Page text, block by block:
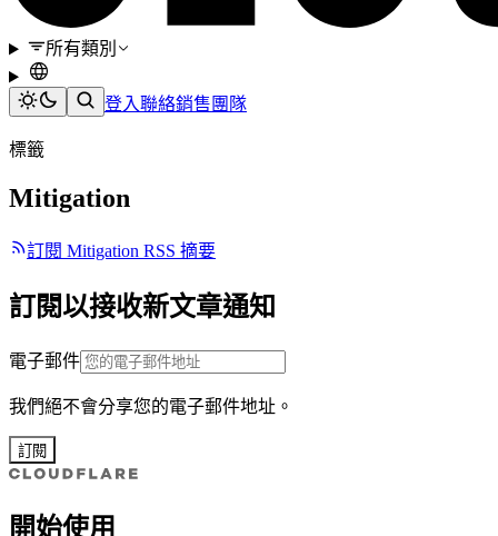
所有類別
登入聯絡銷售團隊
標籤
Mitigation
訂閱 Mitigation RSS 摘要
訂閱以接收新文章通知
電子郵件
我們絕不會分享您的電子郵件地址。
訂閱
開始使用